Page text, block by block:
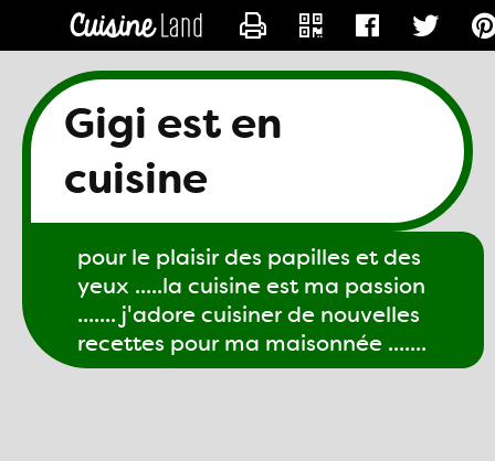
Gigi est en
cuisine
pour le plaisir des papilles et des
yeux .....la cuisine est ma passion
....... j'adore cuisiner de nouvelles
recettes pour ma maisonnée .......
CONTACTER GIGI61